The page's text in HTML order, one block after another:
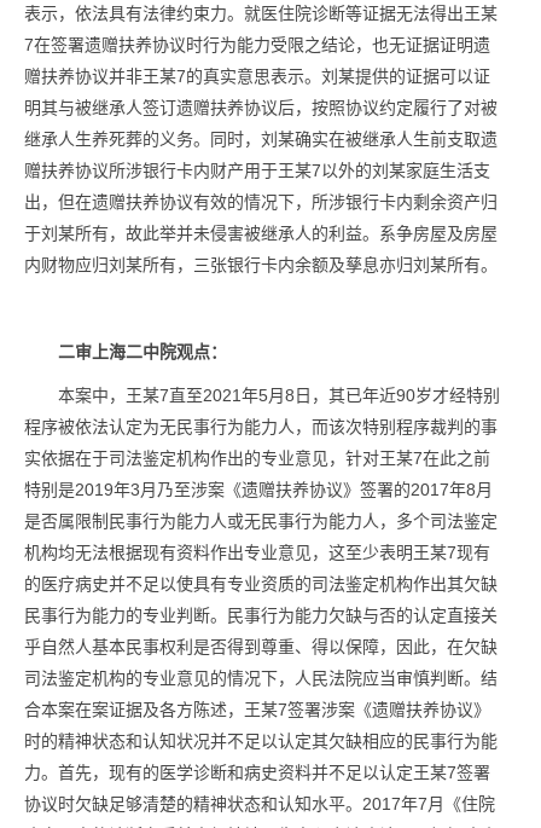
表示，依法具有法律约束力。就医住院诊断等证据无法得出王某
7在签署遗赠扶养协议时行为能力受限之结论，也无证据证明遗
赠扶养协议并非王某7的真实意思表示。刘某提供的证据可以证
明其与被继承人签订遗赠扶养协议后，按照协议约定履行了对被
继承人生养死葬的义务。同时，刘某确实在被继承人生前支取遗
赠扶养协议所涉银行卡内财产用于王某7以外的刘某家庭生活支
出，但在遗赠扶养协议有效的情况下，所涉银行卡内剩余资产归
于刘某所有，故此举并未侵害被继承人的利益。系争房屋及房屋
内财物应归刘某所有，三张银行卡内余额及孳息亦归刘某所有。
二审上海二中院观点：
本案中，王某7直至2021年5月8日，其已年近90岁才经特别
程序被依法认定为无民事行为能力人，而该次特别程序裁判的事
实依据在于司法鉴定机构作出的专业意见，针对王某7在此之前
特别是2019年3月乃至涉案《遗赠扶养协议》签署的2017年8月
是否属限制民事行为能力人或无民事行为能力人，多个司法鉴定
机构均无法根据现有资料作出专业意见，这至少表明王某7现有
的医疗病史并不足以使具有专业资质的司法鉴定机构作出其欠缺
民事行为能力的专业判断。民事行为能力欠缺与否的认定直接关
乎自然人基本民事权利是否得到尊重、得以保障，因此，在欠缺
司法鉴定机构的专业意见的情况下，人民法院应当审慎判断。结
合本案在案证据及各方陈述，王某7签署涉案《遗赠扶养协议》
时的精神状态和认知状况并不足以认定其欠缺相应的民事行为能
力。首先，现有的医学诊断和病史资料并不足以认定王某7签署
协议时欠缺足够清楚的精神状态和认知水平。2017年7月《住院